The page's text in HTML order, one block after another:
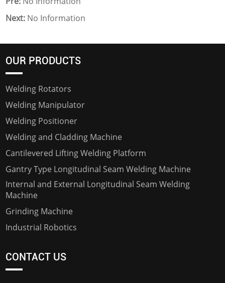
Next: No Information
OUR PRODUCTS
Welding Rotators
Welding Manipulator
Welding Positioner
Welding and Cladding Machine
Cantilevered Lifting Welding Platform
Gantry Type Longitudinal Seam Welding Machine
Internal and External Longitudinal Seam Welding
Machine
Grinding Machine
Industrial Robotics
CONTACT US